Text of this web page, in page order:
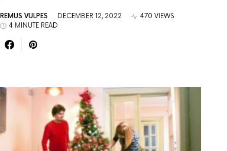
REMUS VULPES DECEMBER 12, 2022
470 VIEWS
4 MINUTE READ